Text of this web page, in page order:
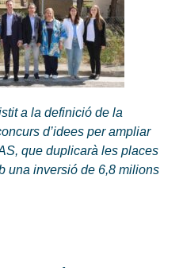
a la definició de la
d’idees per ampliar
que duplicarà les places
una inversió de 6,8 milions